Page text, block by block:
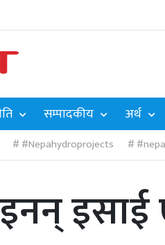
सम्पादकीय अर्थ
#Nepahydroprojects